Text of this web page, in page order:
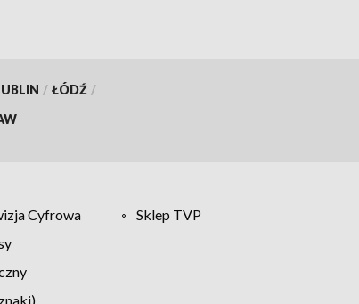
/ ŁÓDŹ /
Cyfrowa
Sklep TVP